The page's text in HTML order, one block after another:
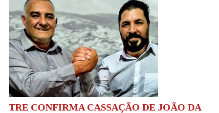
TRE CONFIRMA CASSAÇÃO DE JOÃO DA